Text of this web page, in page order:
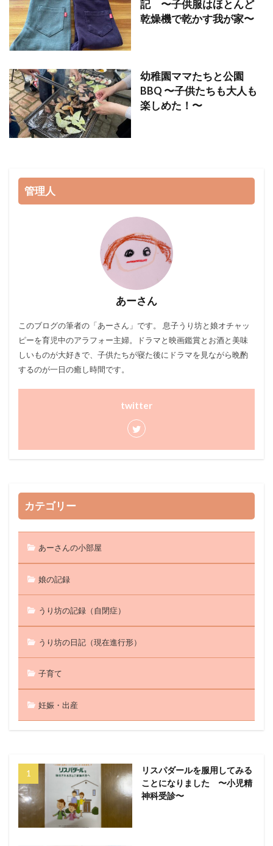
記 〜子供服はほとんど
乾燥機で乾かす我が家〜
幼稚園ママたちと公園
BBQ 〜子供たちも大人も
楽しめた！〜
管理人
あーさん
このブログの筆者の「あーさん」です。 息子うり坊と娘オチャッ
ピーを育児中のアラフォー主婦。ドラマと映画鑑賞とお酒と美味
しいものが大好きで、子供たちが寝た後にドラマを見ながら晩酌
するのが一日の癒し時間です。
twitter
カテゴリー
あーさんの小部屋
娘の記録
うり坊の記録（自閉症）
うり坊の日記（現在進行形）
子育て
妊娠・出産
リスパダールを服用してみる
ことになりました 〜小児精
神科受診〜